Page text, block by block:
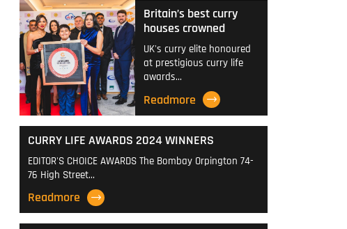
Britain’s best curry
houses crowned
UK's curry elite honoured
at prestigious curry life
awards…
Readmore
CURRY LIFE AWARDS 2024 WINNERS
EDITOR'S CHOICE AWARDS The Bombay Orpington 74-
76 High Street…
Readmore